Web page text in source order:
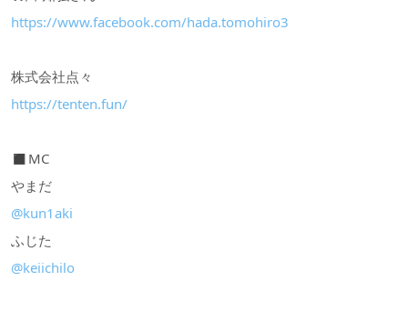
https://www.facebook.com/hada.tomohiro3
株式会社点々
https://tenten.fun/
◼︎MC
やまだ
@kun1aki
ふじた
@keiichilo